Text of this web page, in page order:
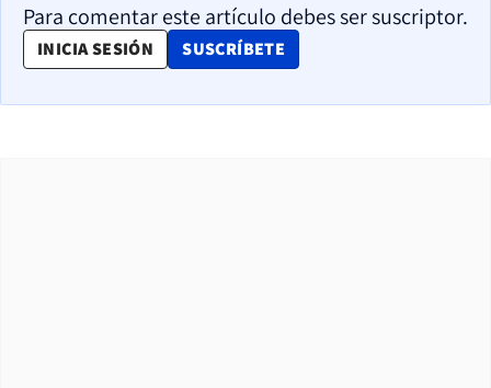
Para comentar este artículo debes ser suscriptor.
INICIA SESIÓN SUSCRÍBETE
OPENS IN NEW WINDOW